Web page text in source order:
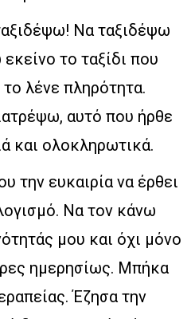
Να ταξιδέψω
το ταξίδι που
το λένε πληρότητα.
αυτό που ήρθε
και ολοκληρωτικά.
την ευκαιρία να έρθει
Να τον κάνω
μου και όχι μόνο
ημερησίως. Μπήκα
Έζησα την